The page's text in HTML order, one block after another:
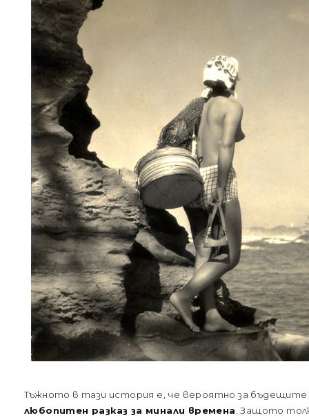
Тъжното в тази история е, че вероятно за бъдещите
любопитен разказ за минали времена . Защото